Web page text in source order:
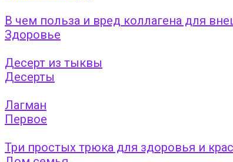
В чем польза и вред коллагена для
Здоровье
Десерт из тыквы
Десерты
Лагман
Первое
Три простых трюка для здоровья и